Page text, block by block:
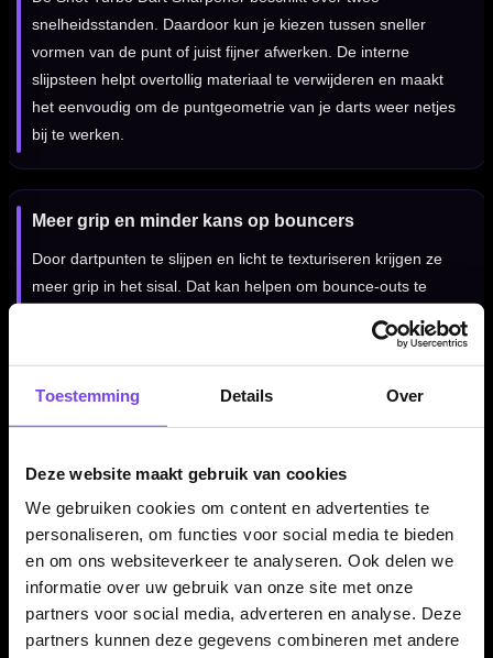
Toestemming Details Over
Deze website maakt gebruik van cookies
We gebruiken cookies om content en advertenties te
personaliseren, om functies voor social media te bieden
en om ons websiteverkeer te analyseren. Ook delen we
informatie over uw gebruik van onze site met onze
partners voor social media, adverteren en analyse. Deze
partners kunnen deze gegevens combineren met andere
snelheidsstanden. Daardoor kun je kiezen tussen sneller
vormen van de punt of juist fijner afwerken. De interne
slijpsteen helpt overtollig materiaal te verwijderen en maakt
het eenvoudig om de puntgeometrie van je darts weer netjes
bij te werken.
Meer grip en minder kans op bouncers
Door dartpunten te slijpen en licht te texturiseren krijgen ze
meer grip in het sisal. Dat kan helpen om bounce-outs te
Gebruik de slijper kort en gecontroleerd, zodat je de punt
scherp maakt zonder onnodig veel materiaal weg te nemen.
Elektrische dartpunten slijper van Shot
✓ Voor het slijpen en texturiseren van steeltip dartpunten
✓ Twee snelheidsstanden voor vormgeven en afwerken
Interne slijpsteen voor efficiënt onderhoud
Helpt grip in het dartbord te verbeteren